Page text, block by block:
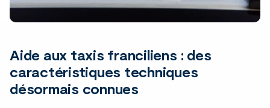
Aide aux taxis franciliens : des
caractéristiques techniques
désormais connues